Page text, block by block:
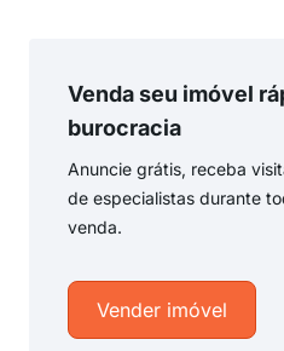
Venda seu imóvel
burocracia
Anuncie grátis, receba
de especialistas durante
venda.
Vender imóvel